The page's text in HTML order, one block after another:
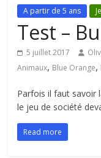
A partir de 5 ans
Test –
5 juillet 2017
Animaux, Blue Orange,
Parfois il faut savoir
le jeu de société
Read more